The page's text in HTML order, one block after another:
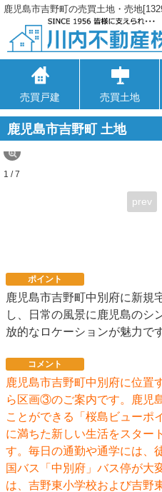
鹿児島市吉野町の売買土地・売地
売買戸建 売買土地
鹿児島市吉野町 土地
1 / 7
prev
ポイント
鹿児島市吉野町中別府に新規
し、日常の風景に鹿児島のシ
放的なロケーションが魅力です
コメント
鹿児島市吉野町中別府に位置
ら区画③のご案内です。鹿児
ことができる「桜島ビューポ
に満ちた新しい生活をスター
す。毎日の通勤や通学には、
国バス「中別府」バス停が大
は、吉野東小学校および吉野